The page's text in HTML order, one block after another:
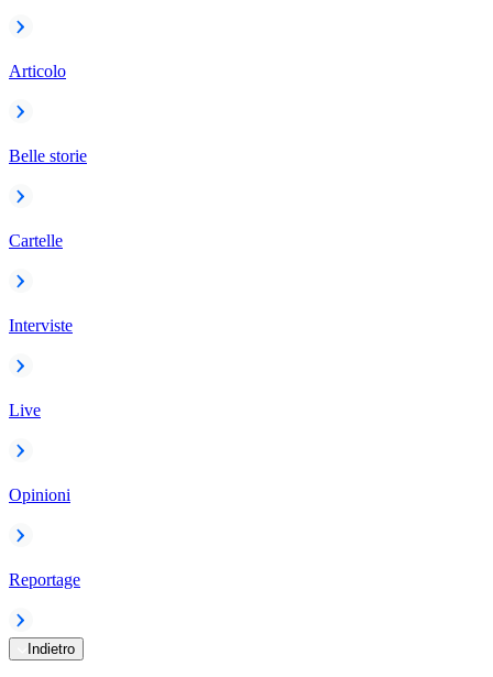
Articolo
Belle storie
Cartelle
Interviste
Live
Opinioni
Reportage
Indietro